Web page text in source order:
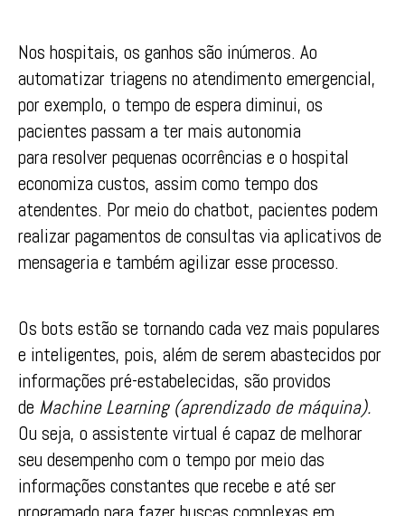
Nos hospitais, os ganhos são inúmeros. Ao
automatizar triagens no atendimento emergencial,
por exemplo, o tempo de espera diminui, os
pacientes passam a ter mais autonomia
para resolver pequenas ocorrências e o hospital
economiza custos, assim como tempo dos
atendentes. Por meio do chatbot, pacientes podem
realizar pagamentos de consultas via aplicativos de
mensageria e também agilizar esse processo.
Os bots estão se tornando cada vez mais populares
e inteligentes, pois, além de serem abastecidos por
informações pré-estabelecidas, são providos
de Machine Learning (aprendizado de máquina).
Ou seja, o assistente virtual é capaz de melhorar
seu desempenho com o tempo por meio das
informações constantes que recebe e até ser